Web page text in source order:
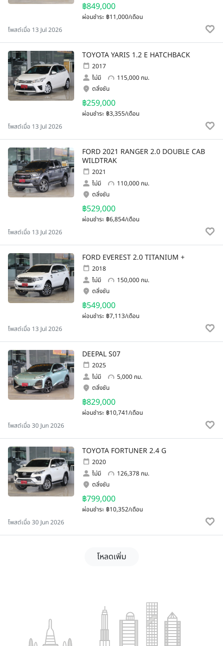
฿849,000
ผ่อนชำระ ฿11,000/เดือน
โพสต์เมื่อ 13 Jul 2026
TOYOTA YARIS 1.2 E HATCHBACK
2017
ไม่มี
115,000 กม.
฿259,000
ผ่อนชำระ ฿3,355/เดือน
ตลิ่งชัน
โพสต์เมื่อ 13 Jul 2026
FORD 2021 RANGER 2.0 DOUBLE CAB
WILDTRAK
2021
ไม่มี
110,000 กม.
฿529,000
ผ่อนชำระ ฿6,854/เดือน
ตลิ่งชัน
โพสต์เมื่อ 13 Jul 2026
FORD EVEREST 2.0 TITANIUM +
2018
ไม่มี
150,000 กม.
฿549,000
ผ่อนชำระ ฿7,113/เดือน
ตลิ่งชัน
โพสต์เมื่อ 13 Jul 2026
DEEPAL S07
2025
ไม่มี
5,000 กม.
฿829,000
ผ่อนชำระ ฿10,741/เดือน
ตลิ่งชัน
โพสต์เมื่อ 30 Jun 2026
TOYOTA FORTUNER 2.4 G
2020
ไม่มี
126,378 กม.
฿799,000
ผ่อนชำระ ฿10,352/เดือน
ตลิ่งชัน
โพสต์เมื่อ 30 Jun 2026
โหลดเพิ่ม